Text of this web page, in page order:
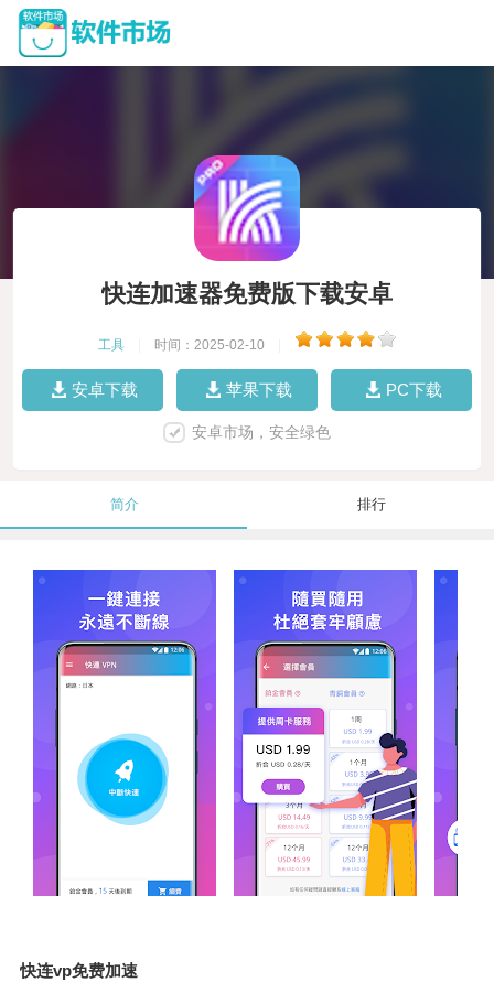
快连加速器免费版下载安卓
工具 时间：2025-02-10
安卓下载 苹果下载 PC下载
安卓市场，安全绿色
简介 排行
快连vp免费加速